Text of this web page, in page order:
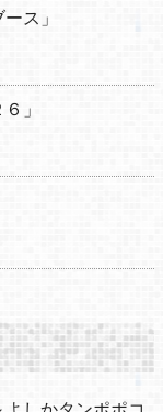
ス」
６」